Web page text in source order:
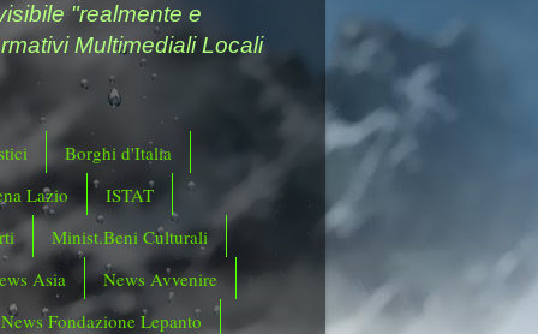
"realmente e
Multimediali Locali
Borghi d'Italia
Lazio
ISTAT
Minist.Beni Culturali
Asia
News Avvenire
News Fondazione Lepanto